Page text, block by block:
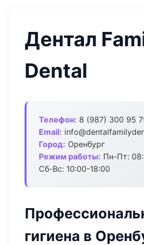
Дентал
Dental
Телефон: 8 (987) 300 95
Email:
Город: Оренбург
Режим работы: Пн-Пт:
Сб-Вс: 10:00-18:00
гигиена в